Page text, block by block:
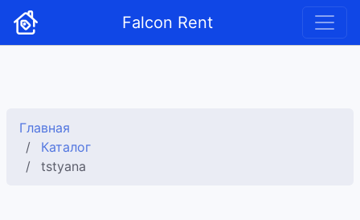
Falcon Rent
Главная
Каталог
tstyana